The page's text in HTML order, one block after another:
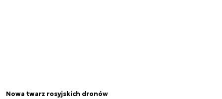
Nowa twarz rosyjskich dronów